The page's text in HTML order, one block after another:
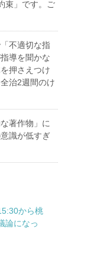
束」です。ご
不適切な指
導を聞かな
押さえつけ
治2週間のけ
著作物」に
識が低すぎ
から桃
論になっ